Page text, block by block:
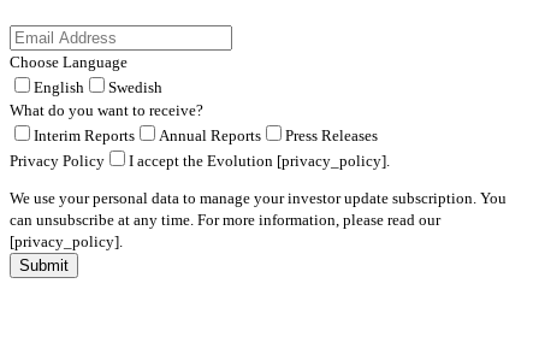
Choose Language
English
Swedish
What do you want to receive?
Interim Reports
Annual Reports
Press Releases
Privacy Policy
I accept the Evolution [privacy_policy].
We use your personal data to manage your investor update subscription. You
can unsubscribe at any time. For more information, please read our
[privacy_policy].
Submit